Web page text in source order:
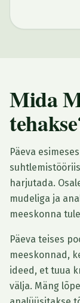
Mida
Päeva
harjutada.
mudeliga ja
meeskonna
Päeva teises
meeskonnad,
ideed, et tuua
välja. Mäng